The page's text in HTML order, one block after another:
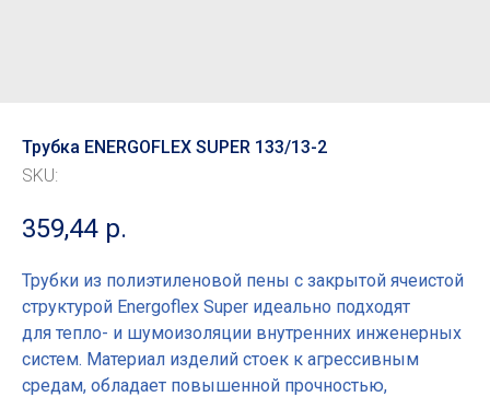
Трубка ENERGOFLEX SUPER 133/13-2
SKU:
359,44 р.
Трубки из полиэтиленовой пены с закрытой ячеистой
структурой Energoflex Super идеально подходят
для тепло- и шумоизоляции внутренних инженерных
систем. Материал изделий стоек к агрессивным
средам, обладает повышенной прочностью,